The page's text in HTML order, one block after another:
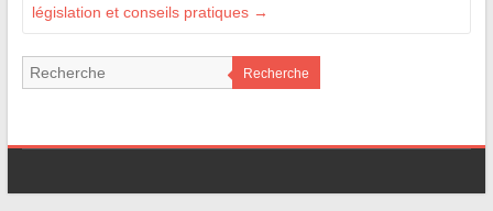
législation et conseils pratiques →
Recherche